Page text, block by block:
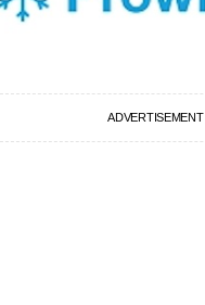
ADVERTISEMENT